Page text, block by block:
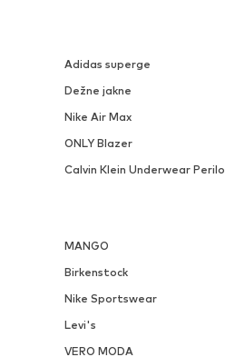
Adidas superge
Dežne jakne
Nike Air Max
ONLY Blazer
Calvin Klein Underwear Perilo
MANGO
Birkenstock
Nike Sportswear
Levi's
VERO MODA